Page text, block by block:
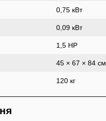
0,75 кВт
0,09 кВт
1,5 HP
45 × 67 × 84 см
120 кг